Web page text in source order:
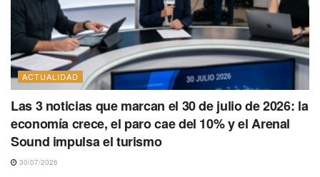
ACTUALIDAD
Las 3 noticias que marcan el 30 de julio de 2026: la
economía crece, el paro cae del 10% y el Arenal
Sound impulsa el turismo
30/07/2026